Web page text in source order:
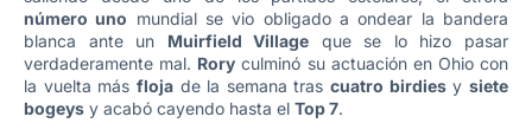
número uno mundial se vio obligado a ondear la bandera
blanca ante un Muirfield Village que se lo hizo pasar
verdaderamente mal. Rory culminó su actuación en Ohio con
la vuelta más flojade la semana trascuatro birdiesysiete
bogeys y acabó cayendo hasta el Top 7.